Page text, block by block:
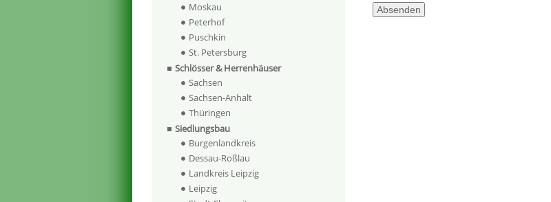
Moskau
Peterhof
Puschkin
St. Petersburg
Schlösser & Herrenhäuser
Sachsen
Sachsen-Anhalt
Thüringen
Siedlungsbau
Burgenlandkreis
Dessau-Roßlau
Landkreis Leipzig
Leipzig